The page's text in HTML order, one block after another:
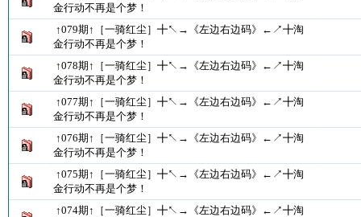
金行动不再是个梦！
↑079期↑［一骑红尘］╋↖→《左边右边码》←↗╋淘
金行动不再是个梦！
↑078期↑［一骑红尘］╋↖→《左边右边码》←↗╋淘
金行动不再是个梦！
↑077期↑［一骑红尘］╋↖→《左边右边码》←↗╋淘
金行动不再是个梦！
↑076期↑［一骑红尘］╋↖→《左边右边码》←↗╋淘
金行动不再是个梦！
↑075期↑［一骑红尘］╋↖→《左边右边码》←↗╋淘
金行动不再是个梦！
↑074期↑［一骑红尘］╋↖→《左边右边码》←↗╋淘